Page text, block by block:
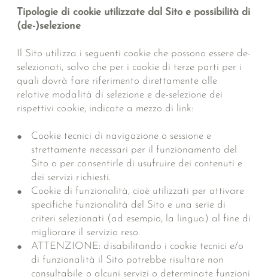
Tipologie di cookie utilizzate dal Sito e possibilità di
(de-)selezione
Il Sito utilizza i seguenti cookie che possono essere de-
selezionati, salvo che per i cookie di terze parti per i
quali dovrà fare riferimento direttamente alle
relative modalità di selezione e de-selezione dei
rispettivi cookie, indicate a mezzo di link:
Cookie tecnici di navigazione o sessione e
strettamente necessari per il funzionamento del
Sito o per consentirle di usufruire dei contenuti e
dei servizi richiesti.
Cookie di funzionalità, cioè utilizzati per attivare
specifiche funzionalità del Sito e una serie di
criteri selezionati (ad esempio, la lingua) al fine di
migliorare il servizio reso.
ATTENZIONE: disabilitando i cookie tecnici e/o
di funzionalità il Sito potrebbe risultare non
consultabile o alcuni servizi o determinate funzioni